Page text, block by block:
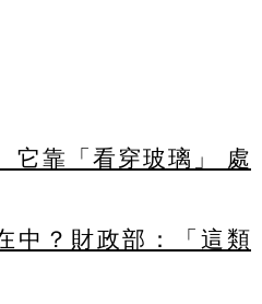
它靠「看穿玻璃」 處
中？財政部：「這類